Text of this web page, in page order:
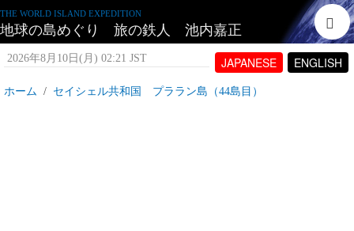
THE WORLD ISLAND EXPEDITION
地球の島めぐり 旅の鉄人 池内嘉正
JAPANESE ENGLISH
2026年8月10日(月) 02:21 JST
ホーム セイシェル共和国 プララン島（44島目）